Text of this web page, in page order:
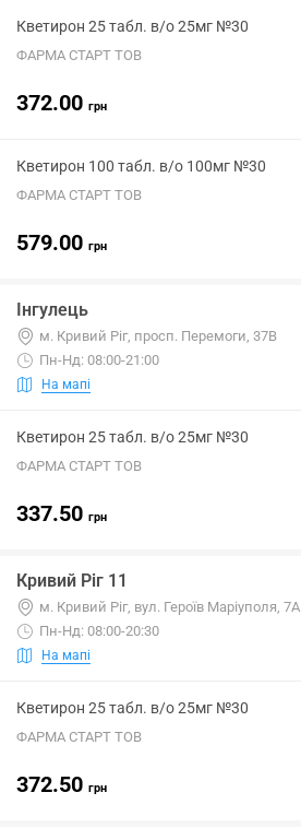
Кветирон 25 табл. в/о 25мг №30
ФАРМА СТАРТ ТОВ
372.00 грн
Кветирон 100 табл. в/о 100мг №30
ФАРМА СТАРТ ТОВ
579.00 грн
Інгулець
м. Кривий Ріг, просп. Перемоги, 37В
Пн-Нд: 08:00-21:00
На мапі
Кветирон 25 табл. в/о 25мг №30
ФАРМА СТАРТ ТОВ
337.50 грн
Кривий Ріг 11
м. Кривий Ріг, вул. Героїв Маріуполя, 7А
Пн-Нд: 08:00-20:30
На мапі
Кветирон 25 табл. в/о 25мг №30
ФАРМА СТАРТ ТОВ
372.50 грн